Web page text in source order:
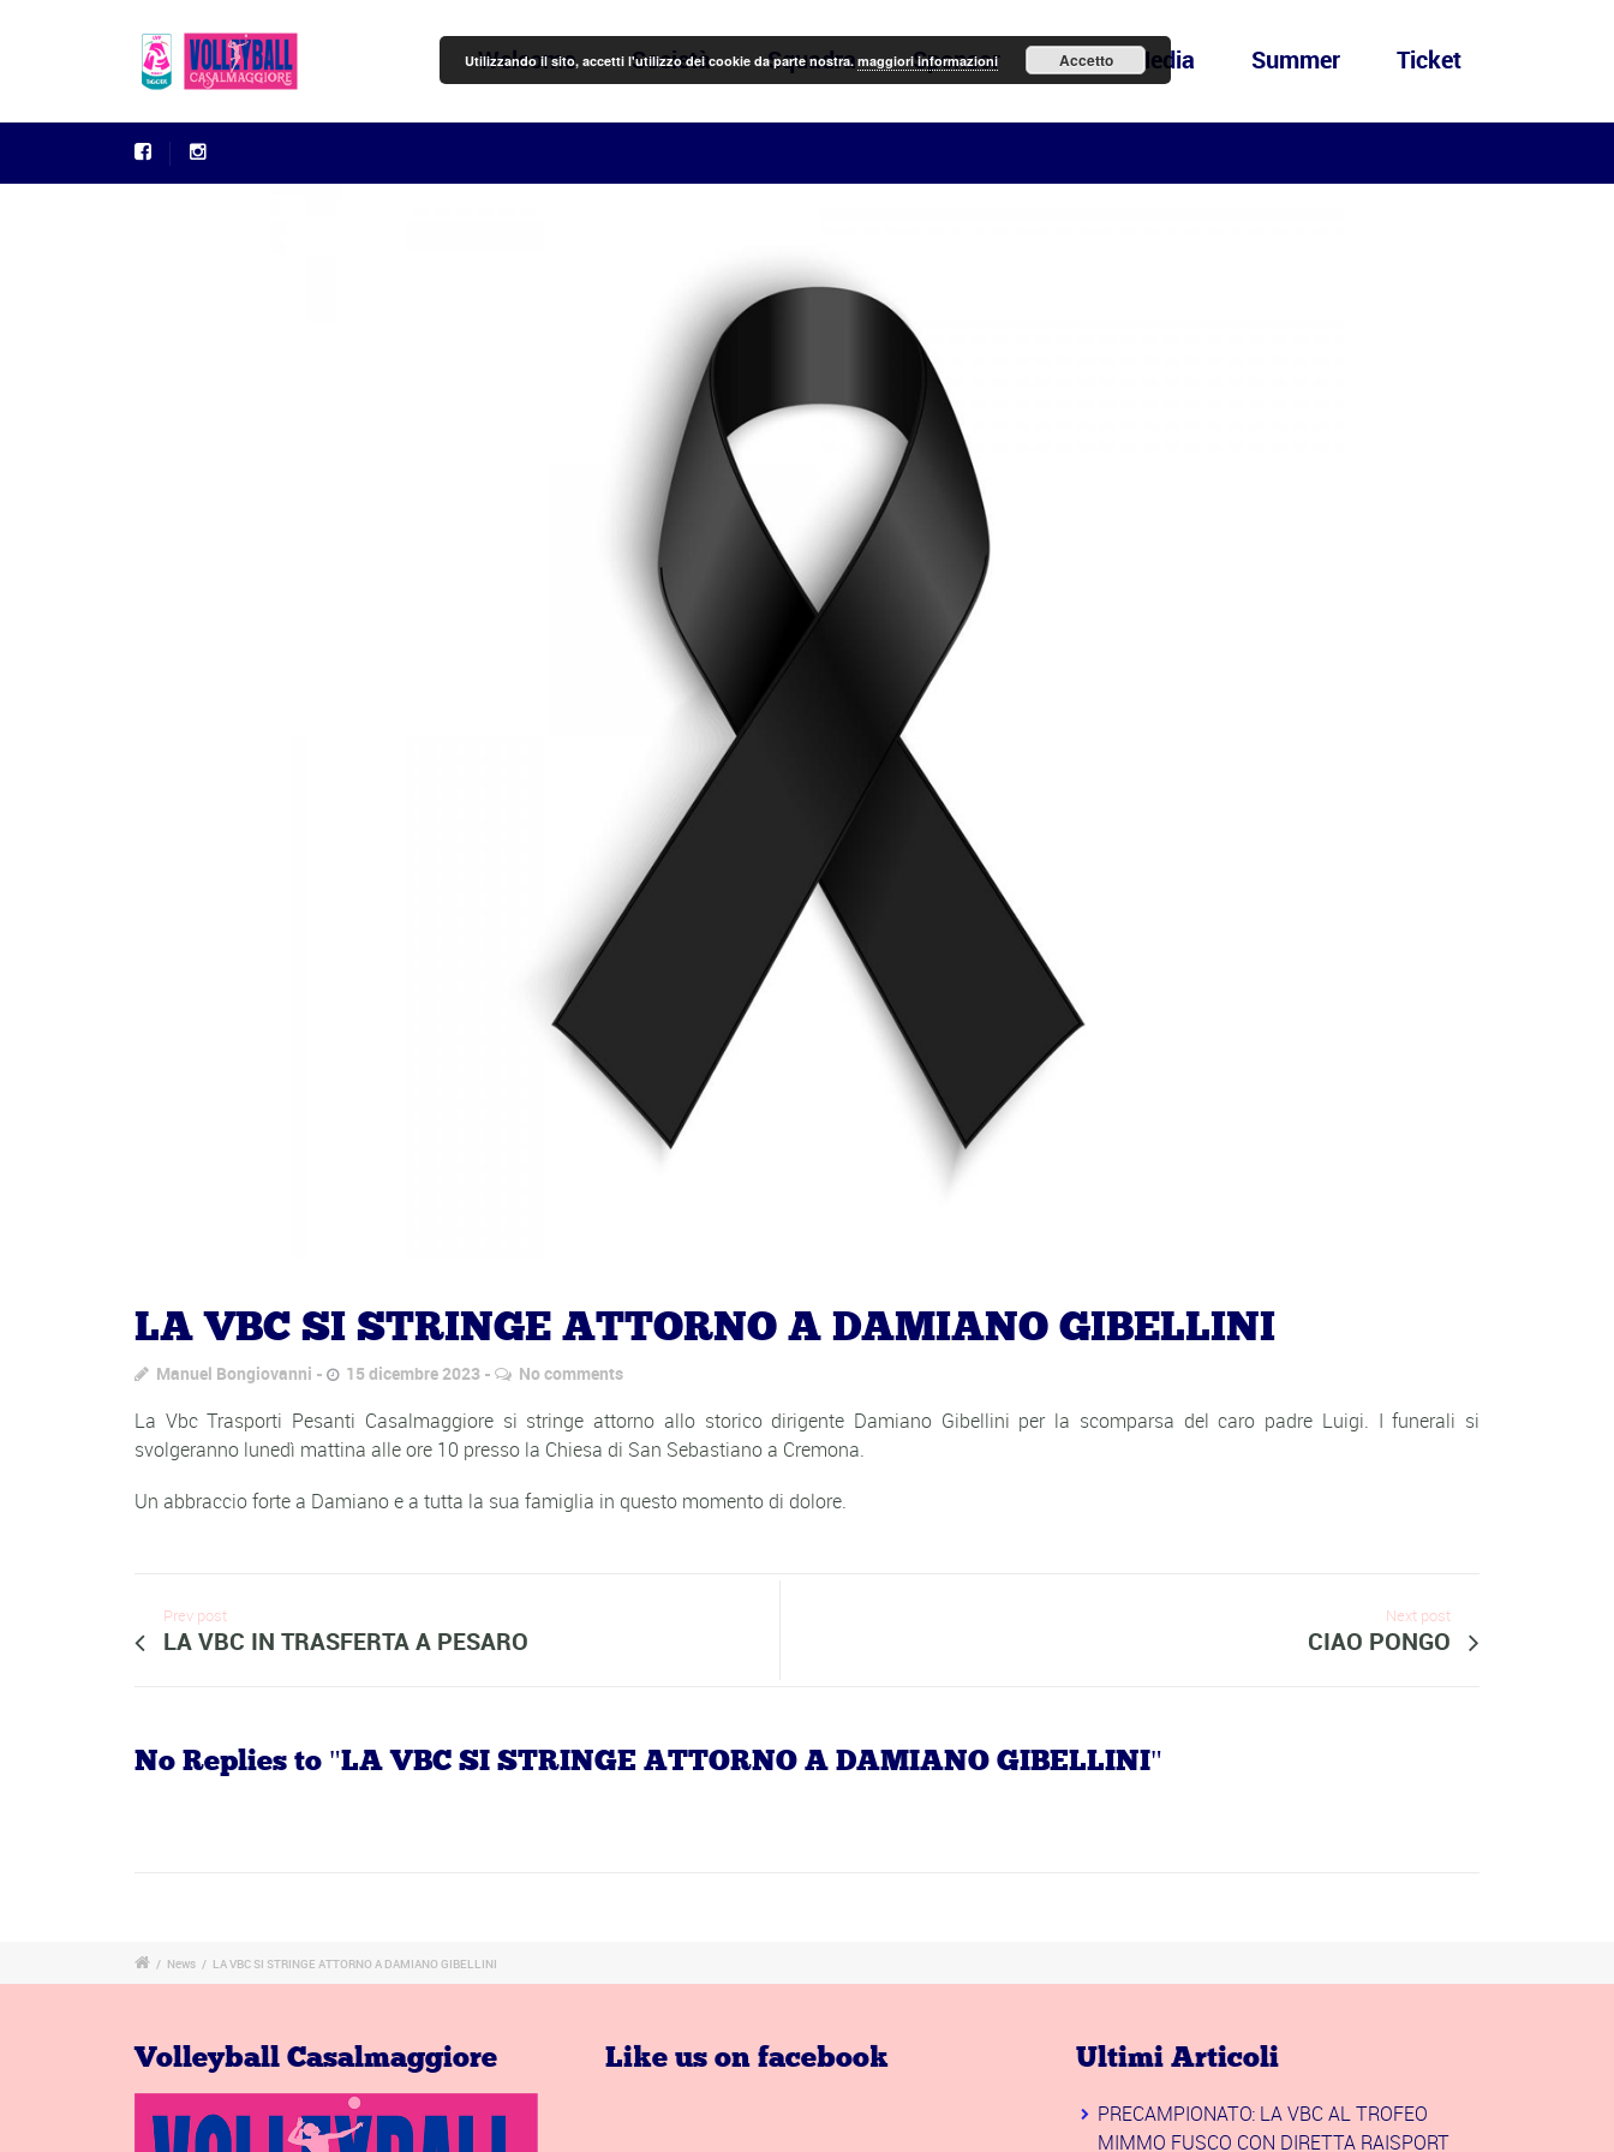
Welcome Società Squadra Sponsor News&Media Summer Ticket
LA VBC SI STRINGE ATTORNO A DAMIANO GIBELLINI
Manuel Bongiovanni 15 dicembre 2023 No comments
La Vbc Trasporti Pesanti Casalmaggiore si stringe attorno allo storico dirigente Damiano Gibellini per la scomparsa del caro padre Luigi. I funerali si
svolgeranno lunedì mattina alle ore 10 presso la Chiesa di San Sebastiano a Cremona.
Un abbraccio forte a Damiano e a tutta la sua famiglia in questo momento di dolore.
Prev post
LA VBC IN TRASFERTA A PESARO
Next post
CIAO PONGO
No Replies to "LA VBC SI STRINGE ATTORNO A DAMIANO GIBELLINI"
/ News / LA VBC SI STRINGE ATTORNO A DAMIANO GIBELLINI
Volleyball Casalmaggiore Like us on facebook Ultimi Articoli
PRECAMPIONATO: LA VBC AL TROFEO
MIMMO FUSCO CON DIRETTA RAISPORT
Utilizzando il sito, accetti l'utilizzo dei cookie da parte nostra.maggiori informazioni Accetto